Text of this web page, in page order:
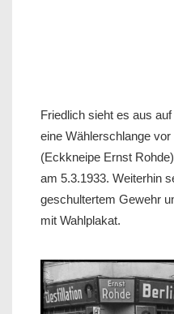
Friedlich sieht es aus
eine Wählerschlange
(Eckkneipe Ernst
am 5.3.1933. Weiterhin
geschultertem Gewehr
mit Wahlplakat.